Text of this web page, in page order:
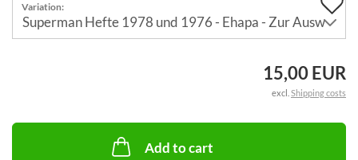
Variation:
15,00 EUR
excl. Shipping costs
Add to cart